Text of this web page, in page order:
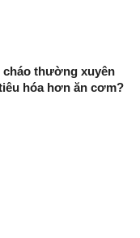
cháo thường xuyên
hóa hơn ăn cơm?